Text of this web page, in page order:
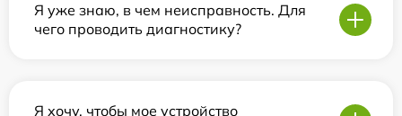
Я уже знаю, в чем неисправность. Для
чего проводить диагностику?
Я хочу, чтобы мое устройство